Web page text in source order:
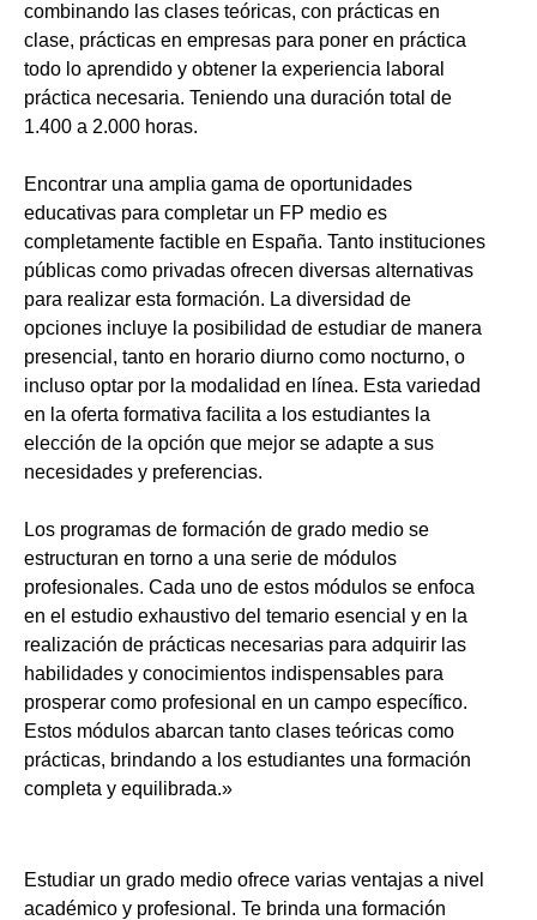
combinando las clases teóricas, con prácticas en
clase, prácticas en empresas para poner en práctica
todo lo aprendido y obtener la experiencia laboral
práctica necesaria. Teniendo una duración total de
1.400 a 2.000 horas.
Encontrar una amplia gama de oportunidades
educativas para completar un FP medio es
completamente factible en España. Tanto instituciones
públicas como privadas ofrecen diversas alternativas
para realizar esta formación. La diversidad de
opciones incluye la posibilidad de estudiar de manera
presencial, tanto en horario diurno como nocturno, o
incluso optar por la modalidad en línea. Esta variedad
en la oferta formativa facilita a los estudiantes la
elección de la opción que mejor se adapte a sus
necesidades y preferencias.
Los programas de formación de grado medio se
estructuran en torno a una serie de módulos
profesionales. Cada uno de estos módulos se enfoca
en el estudio exhaustivo del temario esencial y en la
realización de prácticas necesarias para adquirir las
habilidades y conocimientos indispensables para
prosperar como profesional en un campo específico.
Estos módulos abarcan tanto clases teóricas como
prácticas, brindando a los estudiantes una formación
completa y equilibrada.»
Estudiar un grado medio ofrece varias ventajas a nivel
académico y profesional. Te brinda una formación